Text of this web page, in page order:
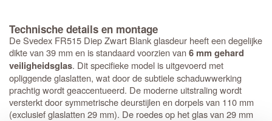
Technische details en montage
De Svedex FR515 Diep Zwart Blank glasdeur heeft een degelijke
dikte van 39 mm en is standaard voorzien van6 mm gehard
veiligheidsglas. Dit specifieke model is uitgevoerd met
opliggende glaslatten, wat door de subtiele schaduwwerking
prachtig wordt geaccentueerd. De moderne uitstraling wordt
versterkt door symmetrische deurstijlen en dorpels van 110 mm
(exclusief glaslatten 29 mm). De roedes op het glas van 29 mm